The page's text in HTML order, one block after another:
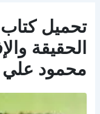
تحميل
محمود علي